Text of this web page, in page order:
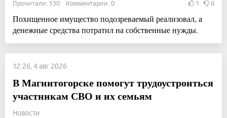
Прочитали: 530 Комментарии: 0 1 0
Похищенное имущество подозреваемый реализовал, а
денежные средства потратил на собственные нужды.
12:26, 4 авг 2026
В Магнитогорске помогут трудоустроиться
участникам СВО и их семьям
Новости